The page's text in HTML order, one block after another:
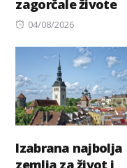
zagorčale živote
Posted
04/08/2026
Izabrana najbolja
zemlja za život i